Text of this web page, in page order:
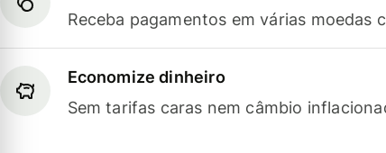
Receba pagamentos em várias moedas
Economize dinheiro
Sem tarifas caras nem câmbio